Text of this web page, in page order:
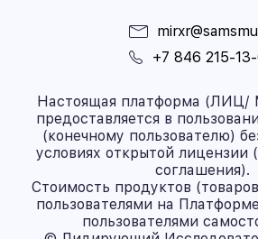
+7 846 215-
Настоящая платформа (ЛИЦ/
предоставляется в
(конечному пользователю)
условиях открытой лицензии
соглашения).
Стоимость продуктов
пользователями на
пользователями